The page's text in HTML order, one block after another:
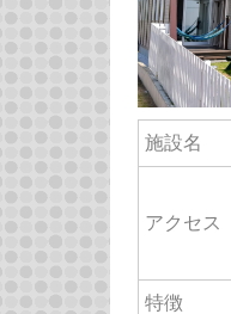
施設名
アクセス
特徴